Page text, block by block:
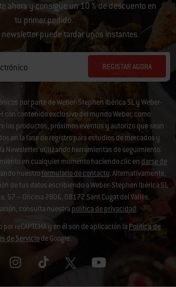
ahora y consigue un 10 % de descuento en
tu primer pedido.
newsletter puede tardar unos instantes.
REGISTAR AGORA
por parte de Weber-Stephen Ibérica SL y Weber-
con contenido exclusivo del mundo Weber, como
los productos, próximos eventos y autorizo que sean
en la fase de registro para estudios de mercados y
Newsletter utilizando herramientas de seguimiento.
en cualquier momento haciendo clic en darse de
nuestroformulario de contacto. Alternativamente,
de tus datos escribiendo a Weber-Stephen Ibérica SL
57 – Oficina 2B06, 08172 Sant Cugat del Vallès,
consulta nuestra política de privacidad.
reCAPTCHA y en él son de aplicación laPolítica de
de Serviciode Google.